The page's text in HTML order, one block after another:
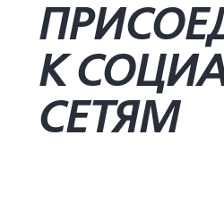
К
СЕТЯМ